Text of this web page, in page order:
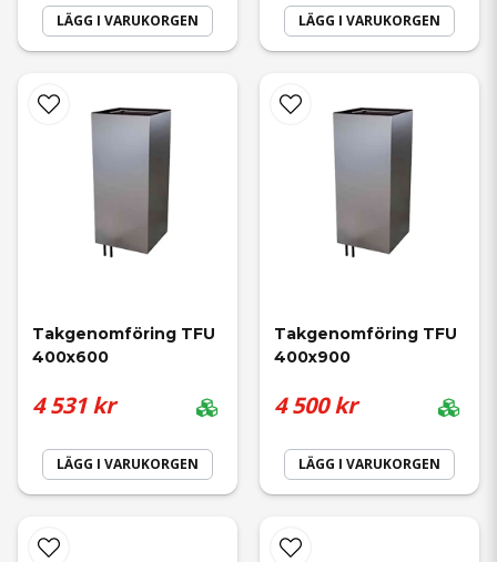
LÄGG I VARUKORGEN LÄGG I VARUKORGEN
Takgenomföring TFU
400x600
4 531 kr
LÄGG I VARUKORGEN
Takgenomföring TFU
400x900
4 500 kr
LÄGG I VARUKORGEN